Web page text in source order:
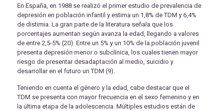
En España, en 1988 se realizó el primer estudio de prevalencia de
depresión en población infantil y estima un 1,8% de TDM y 6,4%
de distimia. La gran parte de la literatura señala que los
porcentajes aumentan según avanza la edad, llegando a valores
de entre 2,5-5% (20). Entre un 5% y un 10% de la población juvenil
presenta depresión menor o subclínica, los cuales tienen mayor
riesgo de presentar desadaptación al medio, suicidio y
desarrollar en el futuro un TDM (9).
Teniendo en cuenta el género y la edad, cabe destacar que el
TDM se presenta con mayor frecuencia en el sexo femenino y en
la última etapa de la adolescencia. Múltiples estudios están de